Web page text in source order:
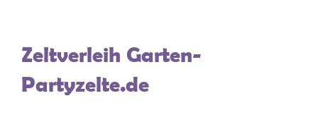
Zeltverleih Garten-
Partyzelte.de